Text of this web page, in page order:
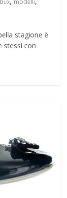
modelli
stagione è
stessi con